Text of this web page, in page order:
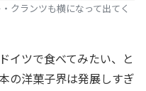
クランツも横になって出てく
イツで食べてみたい、と
の洋菓子界は発展しすぎ